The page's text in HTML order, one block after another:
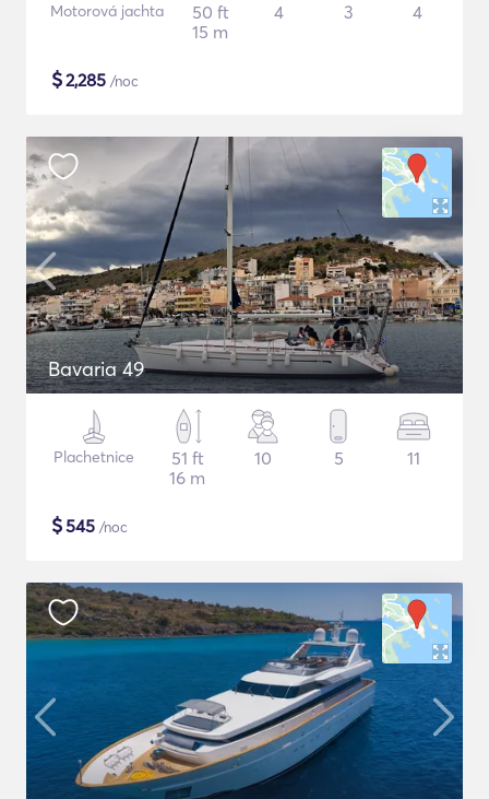
Motorová jachta
50 ft
15 m
4 3 4
$2,285 /noc
Bavaria 49
Plachetnice
51 ft
16 m
10 5 11
$545 /noc